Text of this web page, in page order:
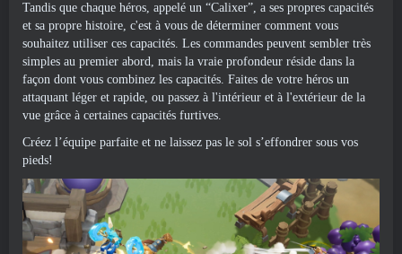
Tandis que chaque héros, appelé un “Calixer”, a ses propres capacités
et sa propre histoire, c'est à vous de déterminer comment vous
souhaitez utiliser ces capacités. Les commandes peuvent sembler très
simples au premier abord, mais la vraie profondeur réside dans la
façon dont vous combinez les capacités. Faites de votre héros un
attaquant léger et rapide, ou passez à l'intérieur et à l'extérieur de la
vue grâce à certaines capacités furtives.
Créez l’équipe parfaite et ne laissez pas le sol s’effondrer sous vos
pieds!